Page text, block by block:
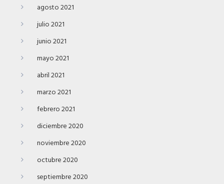
agosto 2021
julio 2021
junio 2021
mayo 2021
abril 2021
marzo 2021
febrero 2021
diciembre 2020
noviembre 2020
octubre 2020
septiembre 2020